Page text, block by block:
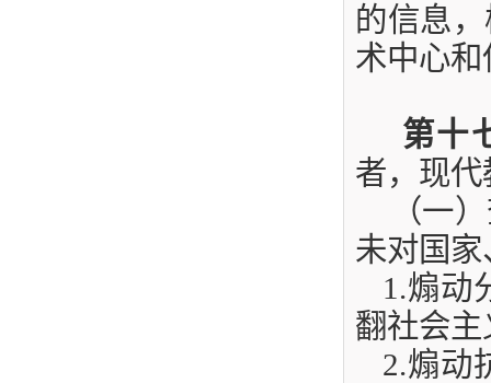
的信息
术中心
第十
者，现
（一
未对国
1 .煽动
翻社会
2.煽动